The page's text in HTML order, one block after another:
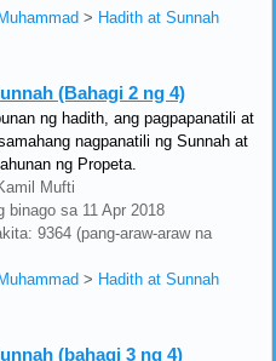
> Hadith at Sunnah
(Bahagi 2 ng 4)
ng hadith, ang pagpapanatili at
nagpanatili ng Sunnah at
ng Propeta.
Mufti
binago sa 11 Apr 2018
9364 (pang-araw-araw na
> Hadith at Sunnah
(bahagi 3 ng 4)